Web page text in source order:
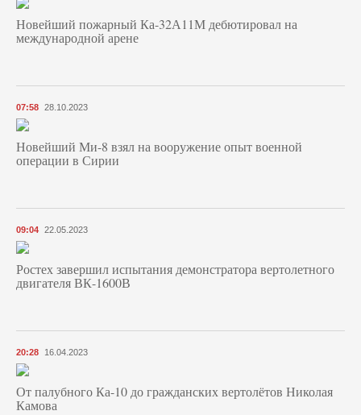
Новейший пожарный Ка-32А11М дебютировал на
международной арене
07:58 28.10.2023
Новейший Ми-8 взял на вооружение опыт военной
операции в Сирии
09:04 22.05.2023
Ростех завершил испытания демонстратора вертолетного
двигателя ВК-1600В
20:28 16.04.2023
От палубного Ка-10 до гражданских вертолётов Николая
Камова